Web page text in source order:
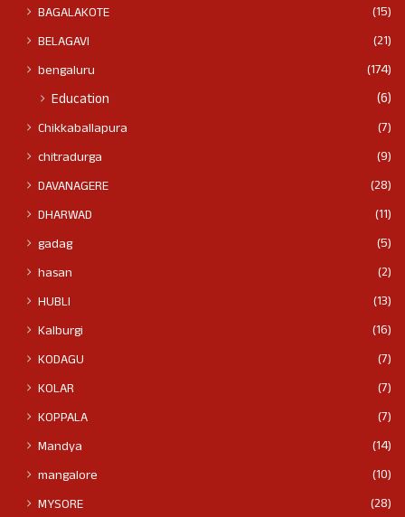
BAGALAKOTE
(15)
BELAGAVI
(21)
bengaluru
(174)
Education (6)
Chikkaballapura
(7)
chitradurga
(9)
DAVANAGERE
(28)
DHARWAD
(11)
gadag
(5)
hasan
(2)
HUBLI
(13)
Kalburgi
(16)
KODAGU
(7)
KOLAR
(7)
KOPPALA
(7)
Mandya
(14)
mangalore
(10)
MYSORE
(28)